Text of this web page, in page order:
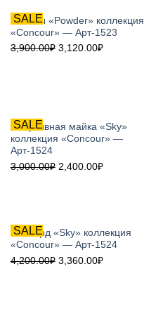
SALE
Лосины «Powder» коллекция
«Concour» — Арт-1523
3,900.00₽ 3,120.00₽
SALE
Спортивная майка «Sky»
коллекция «Concour» —
Арт-1524
3,000.00₽ 2,400.00₽
SALE
Рашгард «Sky» коллекция
«Concour» — Арт-1524
4,200.00₽ 3,360.00₽